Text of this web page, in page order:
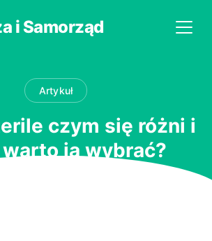
i Samorząd
Artykuł
czym się różni i
ją wybrać?